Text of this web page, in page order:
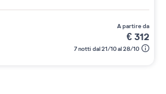
a partire da
€312
7 notti dal 21/10 al 28/10